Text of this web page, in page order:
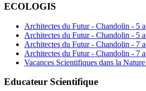
ECOLOGIS
Architectes du Futur - Chandolin - 5
Architectes du Futur - Chandolin - 5
Architectes du Futur - Chandolin - 7
Architectes du Futur - Chandolin - 7
Vacances Scientifiques dans la
Educateur Scientifique